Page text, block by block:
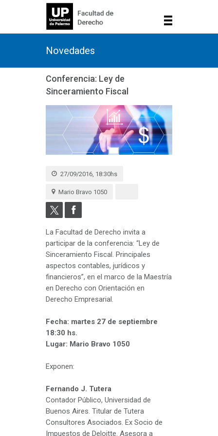
Novedades
Conferencia: Ley de
Sinceramiento Fiscal
27/09/2016, 18:30hs
Mario Bravo 1050
La Facultad de Derecho invita a
participar de la conferencia: “Ley de
Sinceramiento Fiscal. Principales
aspectos contables, jurídicos y
financieros”, en el marco de la Maestría
en Derecho con Orientación en
Derecho Empresarial.
Fecha: martes 27 de septiembre
18:30 hs.
Lugar: Mario Bravo 1050
Exponen:
Fernando J. Tutera
Contador Público, Universidad de
Buenos Aires. Titular de Tutera
Consultores Asociados. Ex Socio de
Impuestos de Deloitte. Asesora a